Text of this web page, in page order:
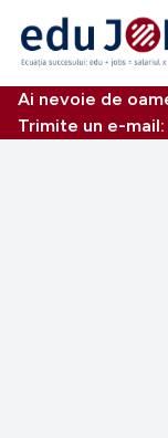
Ai nevoie de
Trimite un e-